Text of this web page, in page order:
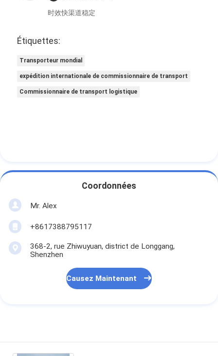
时效快渠道稳定
Étiquettes:
Transporteur mondial
expédition internationale de commissionnaire de transport
Commissionnaire de transport logistique
Coordonnées
Mr. Alex
+8617388795117
368-2, rue Zhiwuyuan, district de Longgang,
Shenzhen
Causez Maintenant